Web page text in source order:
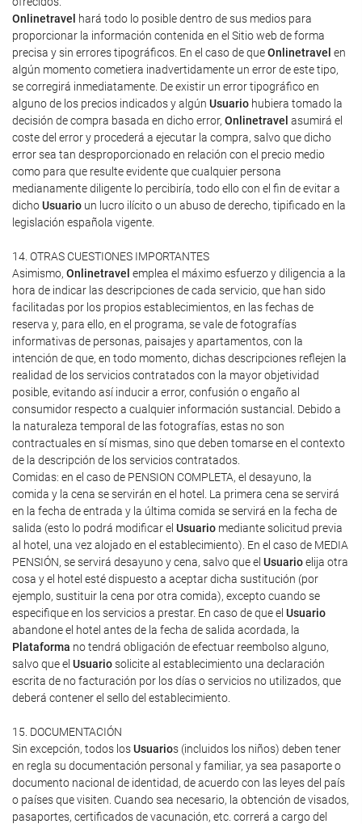
Onlinetravel
hará todo lo posible dentro de sus medios para
proporcionar la información contenida en el Sitio web de forma
precisa y sin errores tipográficos. En el caso de queOnlinetravel en
algún momento cometiera inadvertidamente un error de este tipo,
se corregirá inmediatamente. De existir un error tipográfico en
alguno de los precios indicados y algún Usuario hubiera tomado la
decisión de compra basada en dicho error, Onlinetravel asumirá el
coste del error y procederá a ejecutar la compra, salvo que dicho
error sea tan desproporcionado en relación con el precio medio
como para que resulte evidente que cualquier persona
medianamente diligente lo percibiría, todo ello con el fin de evitar a
dichoUsuario un lucro ilícito o un abuso de derecho, tipificado en la
legislación española vigente.
14. OTRAS CUESTIONES IMPORTANTES
Asimismo, Onlinetravel emplea el máximo esfuerzo y diligencia a la
hora de indicar las descripciones de cada servicio, que han sido
facilitadas por los propios establecimientos, en las fechas de
reserva y, para ello, en el programa, se vale de fotografías
informativas de personas, paisajes y apartamentos, con la
intención de que, en todo momento, dichas descripciones reflejen la
realidad de los servicios contratados con la mayor objetividad
posible, evitando así inducir a error, confusión o engaño al
consumidor respecto a cualquier información sustancial. Debido a
la naturaleza temporal de las fotografías, estas no son
contractuales en sí mismas, sino que deben tomarse en el contexto
de la descripción de los servicios contratados.
Comidas: en el caso de PENSION COMPLETA, el desayuno, la
comida y la cena se servirán en el hotel. La primera cena se servirá
en la fecha de entrada y la última comida se servirá en la fecha de
salida (esto lo podrá modificar el Usuario mediante solicitud previa
al hotel, una vez alojado en el establecimiento). En el caso de MEDIA
PENSIÓN, se servirá desayuno y cena, salvo que el Usuarioelija otra
cosa y el hotel esté dispuesto a aceptar dicha sustitución (por
ejemplo, sustituir la cena por otra comida), excepto cuando se
especifique en los servicios a prestar. En caso de que el Usuario
abandone el hotel antes de la fecha de salida acordada, la
Plataforma no tendrá obligación de efectuar reembolso alguno,
salvo que el Usuariosolicite al establecimiento una declaración
escrita de no facturación por los días o servicios no utilizados, que
deberá contener el sello del establecimiento.
15. DOCUMENTACIÓN
Sin excepción, todos losUsuarios (incluidos los niños) deben tener
en regla su documentación personal y familiar, ya sea pasaporte o
documento nacional de identidad, de acuerdo con las leyes del país
o países que visiten. Cuando sea necesario, la obtención de visados,
pasaportes, certificados de vacunación, etc. correrá a cargo del